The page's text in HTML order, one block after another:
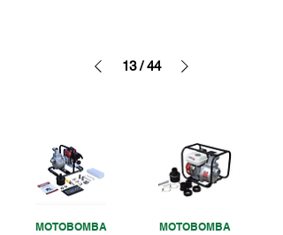
13 / 44
MOTOBOMBA
MOTOBOMBA